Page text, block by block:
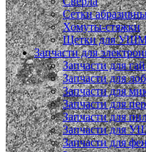
Сетки
Хомуты-стяжки
Щетки для
Запчасти для
Запчасти для
Запчасти для
Запчасти для
Запчасти для
Запчасти для
Запчасти для
Запчасти для